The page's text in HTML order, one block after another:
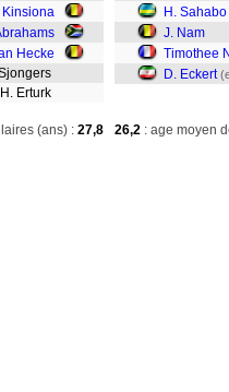
Kinsiona
Hecke
H. Erturk
H. Sahabo
J. Nam
Timothee
D. Eckert
(ans) : 27,8 26,2 : age moyen